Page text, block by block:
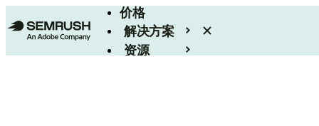
价格
解决方案
资源